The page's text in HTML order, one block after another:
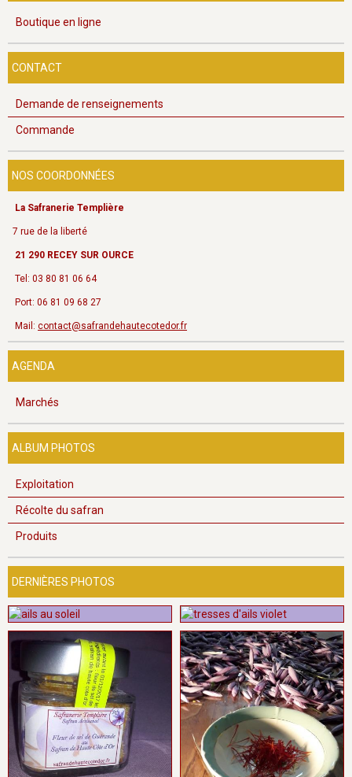
Boutique en ligne
CONTACT
Demande de renseignements
Commande
NOS COORDONNÉES
La Safranerie Templière
7 rue de la liberté
21 290 RECEY SUR OURCE
Tel: 03 80 81 06 64
Port: 06 81 09 68 27
Mail: contact@safrandehautecotedor.fr
AGENDA
Marchés
ALBUM PHOTOS
Exploitation
Récolte du safran
Produits
DERNIÈRES PHOTOS